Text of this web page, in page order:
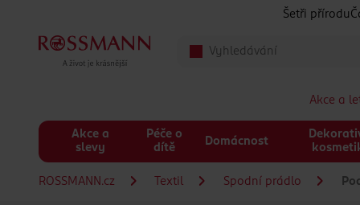
Šetři přírodu
Akce a
Akce a
slevy
Péče o
dítě
Domácnost
ROSSMANN.cz Textil Spodní prádlo